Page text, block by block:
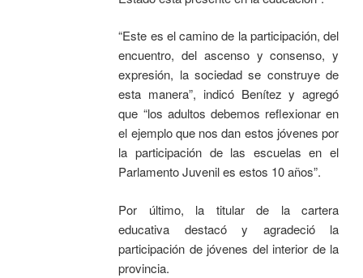
“Este es el camino de la participación, del
encuentro, del ascenso y consenso, y
expresión, la sociedad se construye de
esta manera”, indicó Benítez y agregó
que “los adultos debemos reflexionar en
el ejemplo que nos dan estos jóvenes por
la participación de las escuelas en el
Parlamento Juvenil es estos 10 años”.
Por último, la titular de la cartera
educativa destacó y agradeció la
participación de jóvenes del interior de la
provincia.